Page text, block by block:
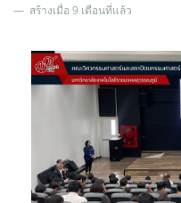
สร้างเมื่อ 9 เดือนที่แล้ว